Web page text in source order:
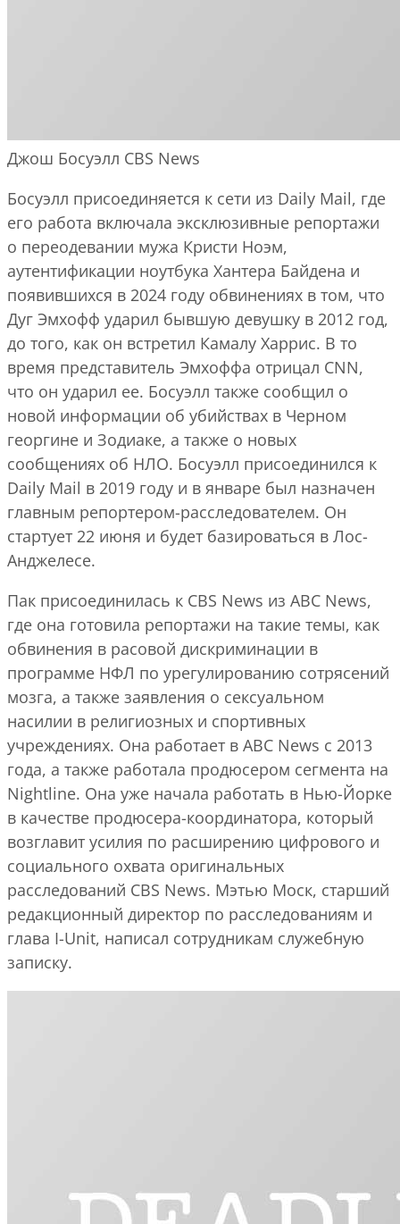
Джош Босуэлл CBS News
Босуэлл присоединяется к сети из Daily Mail, где
его работа включала эксклюзивные репортажи
о переодевании мужа Кристи Ноэм,
аутентификации ноутбука Хантера Байдена и
появившихся в 2024 году обвинениях в том, что
Дуг Эмхофф ударил бывшую девушку в 2012 год,
до того, как он встретил Камалу Харрис. В то
время представитель Эмхоффа отрицал CNN,
что он ударил ее. Босуэлл также сообщил о
новой информации об убийствах в Черном
георгине и Зодиаке, а также о новых
сообщениях об НЛО. Босуэлл присоединился к
Daily Mail в 2019 году и в январе был назначен
главным репортером-расследователем. Он
стартует 22 июня и будет базироваться в Лос-
Анджелесе.
Пак присоединилась к CBS News из ABC News,
где она готовила репортажи на такие темы, как
обвинения в расовой дискриминации в
программе НФЛ по урегулированию сотрясений
мозга, а также заявления о сексуальном
насилии в религиозных и спортивных
учреждениях. Она работает в ABC News с 2013
года, а также работала продюсером сегмента на
Nightline. Она уже начала работать в Нью-Йорке
в качестве продюсера-координатора, который
возглавит усилия по расширению цифрового и
социального охвата оригинальных
расследований CBS News. Мэтью Моск, старший
редакционный директор по расследованиям и
глава I-Unit, написал сотрудникам служебную
записку.